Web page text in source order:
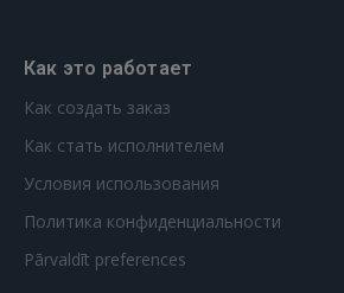
Как это работает
Как создать заказ
Как стать исполнителем
Условия использования
Политика конфиденциальности
Pārvaldīt preferences